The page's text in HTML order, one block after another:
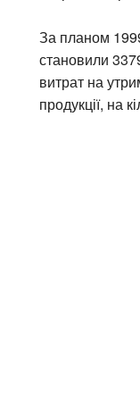
За планом
становили
витрат на
продукції, на